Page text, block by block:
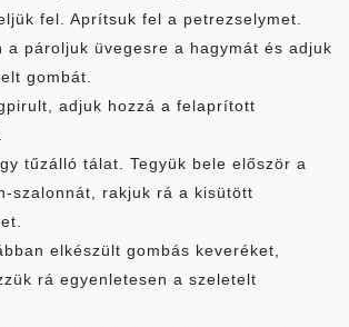
fel. Aprítsuk fel a petrezselymet.
a pároljuk üvegesre a hagymát és adjuk
gombát.
adjuk hozzá a felaprított
tűzálló tálat. Tegyük bele először a
szalonnát, rakjuk rá a kisütött
elkészült gombás keveréket,
rá egyenletesen a szeletelt